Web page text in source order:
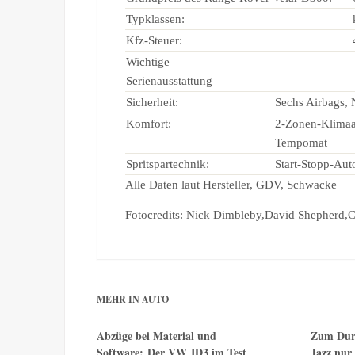
Typklassen:
Kfz-Steuer:
Wichtige
Serienausstattung
Sicherheit:
Sechs Airbags,
Komfort:
2-Zonen-
Tempomat
Spritspartechnik:
Start-Stopp-
Alle Daten laut Hersteller, GDV, Schwacke
Fotocredits: Nick Dimbleby,David
MEHR IN AUTO
Abzüge bei Material und
Zum